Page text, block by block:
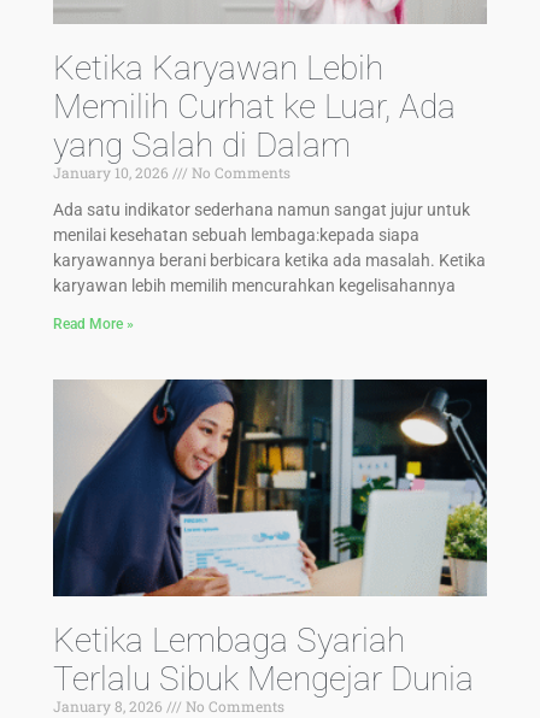
Ketika Karyawan Lebih
Memilih Curhat ke Luar, Ada
yang Salah di Dalam
January 10, 2026
No Comments
Ada satu indikator sederhana namun sangat jujur untuk
menilai kesehatan sebuah lembaga:kepada siapa
karyawannya berani berbicara ketika ada masalah. Ketika
karyawan lebih memilih mencurahkan kegelisahannya
Read More »
Ketika Lembaga Syariah
Terlalu Sibuk Mengejar Dunia
January 8, 2026
No Comments